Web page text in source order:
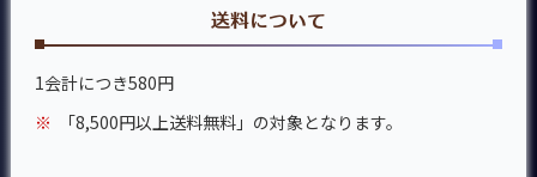
送料について
1会計につき580円
※
「8,500円以上送料無料」の対象となります。